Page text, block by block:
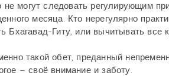
не могут следовать регулирующим
месяца. Кто нерегулярно
Бхагавад-Гиту, или вычитывать все
такой обет, преданный
– своё внимание и заботу.